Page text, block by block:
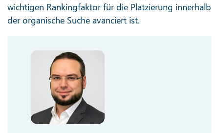
wichtigen Rankingfaktor für die Platzierung innerhalb
der organische Suche avanciert ist.